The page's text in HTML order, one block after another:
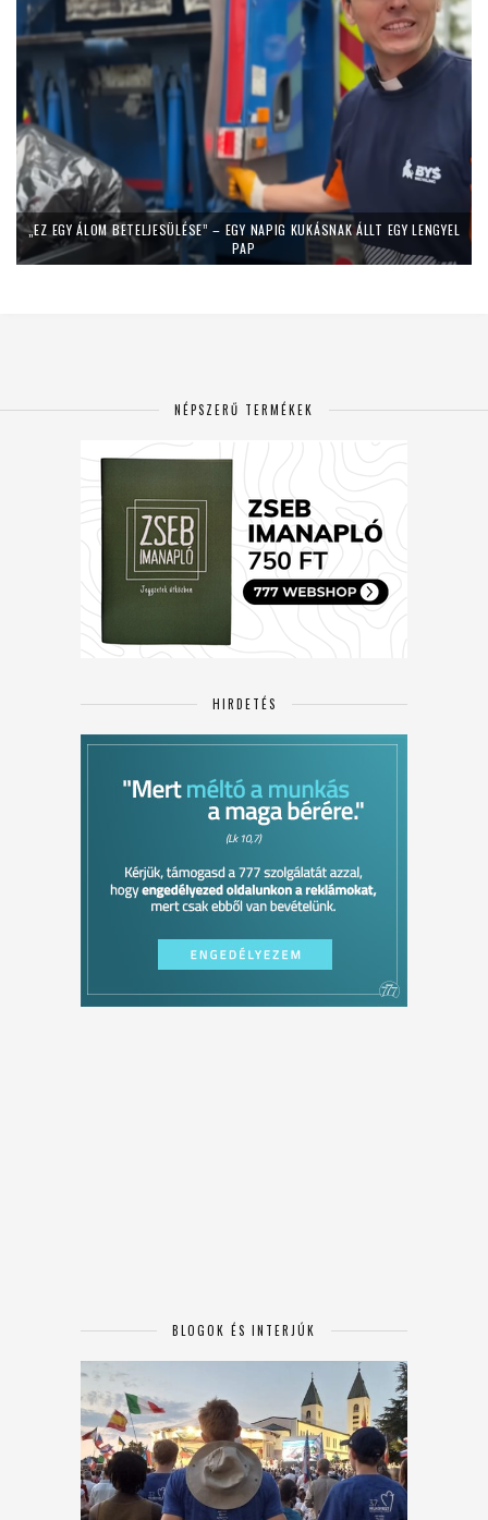
„EZ EGY ÁLOM BETELJESÜLÉSE” – EGY NAPIG KUKÁSNAK ÁLLT EGY LENGYEL
PAP
NÉPSZERŰ TERMÉKEK
HIRDETÉS
BLOGOK ÉS INTERJÚK